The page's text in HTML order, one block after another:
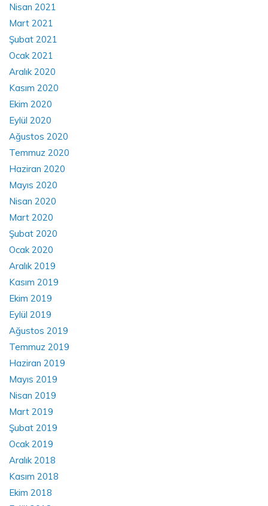
Nisan 2021
Mart 2021
Şubat 2021
Ocak 2021
Aralık 2020
Kasım 2020
Ekim 2020
Eylül 2020
Ağustos 2020
Temmuz 2020
Haziran 2020
Mayıs 2020
Nisan 2020
Mart 2020
Şubat 2020
Ocak 2020
Aralık 2019
Kasım 2019
Ekim 2019
Eylül 2019
Ağustos 2019
Temmuz 2019
Haziran 2019
Mayıs 2019
Nisan 2019
Mart 2019
Şubat 2019
Ocak 2019
Aralık 2018
Kasım 2018
Ekim 2018